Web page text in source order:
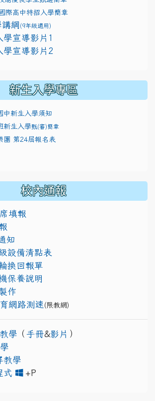
際高中特招入學簡章
綱 (9年級適用)
docs.google.com/presentation/d/
學宣導影片1
docs.google.com/presentation/d/
學宣導影片2
新生入學專區
中新生入學須知
新生入學甄(審)簡章
團 第24屆報名表
校內通報
填報
知
設備清點表
換回報單
保養說明
作
網路測速 (限教網)
學 （ 手冊&影片 ）
教學
式
+P